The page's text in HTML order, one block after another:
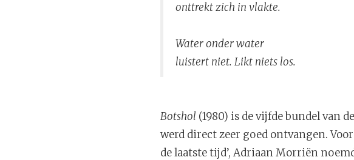
onttrekt zich in vlakte.
Water onder water
luistert niet. Likt niets los.
Botshol (1980) is de vijfde bundel van
werd direct zeer goed ontvangen.
de laatste tijd’, Adriaan Morriën